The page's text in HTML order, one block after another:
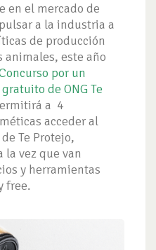
en el mercado de
a la industria a
de producción
animales, este año
por un
de ONG Te
a 4
acceder al
Te Protejo,
vez que van
y herramientas
free.